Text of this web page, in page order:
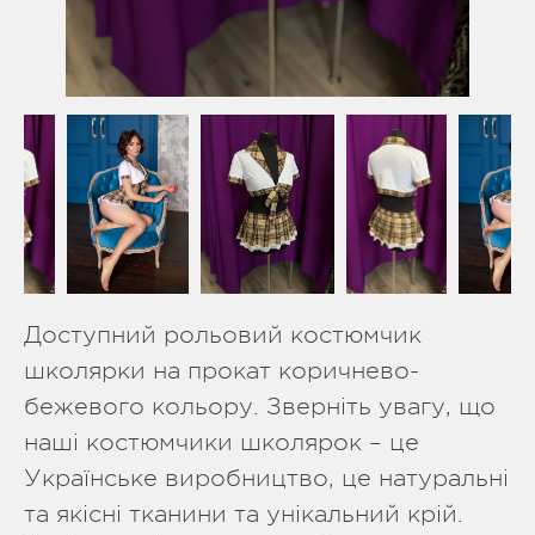
Доступний рольовий костюмчик
школярки на прокат коричнево-
бежевого кольору. Зверніть увагу, що
наші костюмчики школярок – це
Українське виробництво, це натуральні
та якісні тканини та унікальний крій.